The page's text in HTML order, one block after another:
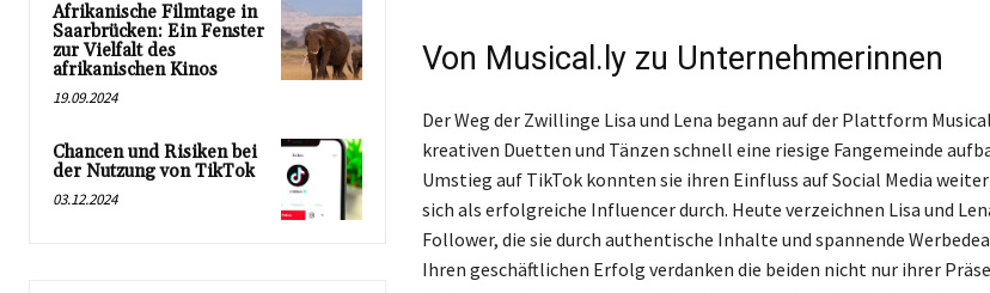
Afrikanische Filmtage in
Saarbrücken: Ein Fenster
zur Vielfalt des
afrikanischen Kinos
19.09.2024
Chancen und Risiken bei
der Nutzung von TikTok
03.12.2024
Von Musical.ly zu Unternehmerinnen
Der Weg der Zwillinge Lisa und Lena begann auf der Plattform
kreativen Duetten und Tänzen schnell eine riesige Fangemeinde
Umstieg auf TikTok konnten sie ihren Einfluss auf Social Media
sich als erfolgreiche Influencer durch. Heute verzeichnen Lisa und
Follower, die sie durch authentische Inhalte und spannende
Ihren geschäftlichen Erfolg verdanken die beiden nicht nur ihrer